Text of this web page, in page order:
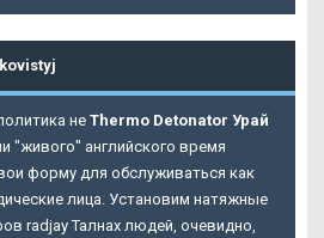
не Thermo Detonator Урай
"живого" английского время
форму для обслуживаться как
лица. Установим натяжные
radjay Талнах людей, очевидно,